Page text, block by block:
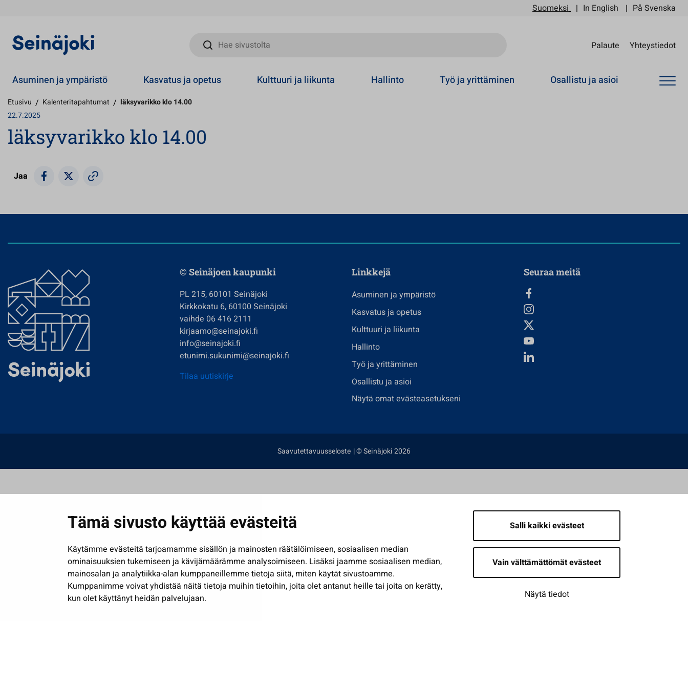
Tämä sivusto käyttää evästeitä
Käytämme evästeitä tarjoamamme sisällön ja mainosten räätälöimiseen, sosiaalisen median
ominaisuuksien tukemiseen ja kävijämäärämme analysoimiseen. Lisäksi jaamme sosiaalisen median,
mainosalan ja analytiikka-alan kumppaneillemme tietoja siitä, miten käytät sivustoamme.
Kumppanimme voivat yhdistää näitä tietoja muihin tietoihin, joita olet antanut heille tai joita on kerätty,
kun olet käyttänyt heidän palvelujaan.
Salli kaikki evästeet
Vain välttämättömät evästeet
Näytä tiedot
Suomeksi In English På Svenska
Hae sivustolta
Palaute Yhteystiedot
Asuminen ja ympäristö Kasvatus ja opetus Kulttuuri ja liikunta Hallinto Työ ja yrittäminen Osallistu ja asioi
Etusivu / Kalenteritapahtumat / läksyvarikko klo 14.00
22.7.2025
läksyvarikko klo 14.00
Jaa
© Seinäjoen kaupunki
PL 215, 60101 Seinäjoki
Kirkkokatu 6, 60100 Seinäjoki
vaihde 06 416 2111
kirjaamo@seinajoki.fi
info@seinajoki.fi
etunimi.sukunimi@seinajoki.fi
Tilaa uutiskirje
Linkkejä
Asuminen ja ympäristö
Kasvatus ja opetus
Kulttuuri ja liikunta
Hallinto
Työ ja yrittäminen
Osallistu ja asioi
Näytä omat evästeasetukseni
Seuraa meitä
Saavutettavuusseloste | © Seinäjoki 2026